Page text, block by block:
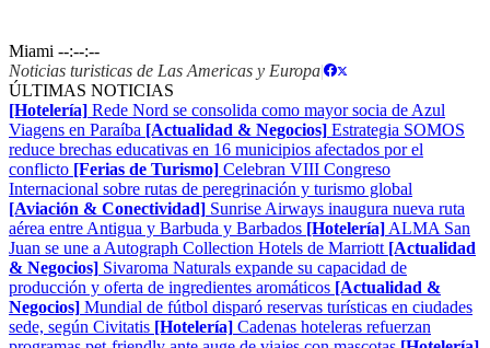
Miami --:--:--
Noticias turisticas de Las Americas y Europa|
ÚLTIMAS NOTICIAS
[Hotelería] Rede Nord se consolida como mayor socia de Azul
Viagens en Paraíba [Actualidad & Negocios] Estrategia SOMOS
reduce brechas educativas en 16 municipios afectados por el
conflicto [Ferias de Turismo] Celebran VIII Congreso
Internacional sobre rutas de peregrinación y turismo global
[Aviación & Conectividad] Sunrise Airways inaugura nueva ruta
aérea entre Antigua y Barbuda y Barbados [Hotelería] ALMA San
Juan se une a Autograph Collection Hotels de Marriott [Actualidad
& Negocios] Sivaroma Naturals expande su capacidad de
producción y oferta de ingredientes aromáticos [Actualidad &
Negocios] Mundial de fútbol disparó reservas turísticas en ciudades
sede, según Civitatis [Hotelería] Cadenas hoteleras refuerzan